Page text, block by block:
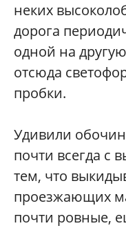
неких
дорога
одной на
отсюда
пробки.
Удивили
почти всегда с
тем, что
проезжающих
почти ровные,